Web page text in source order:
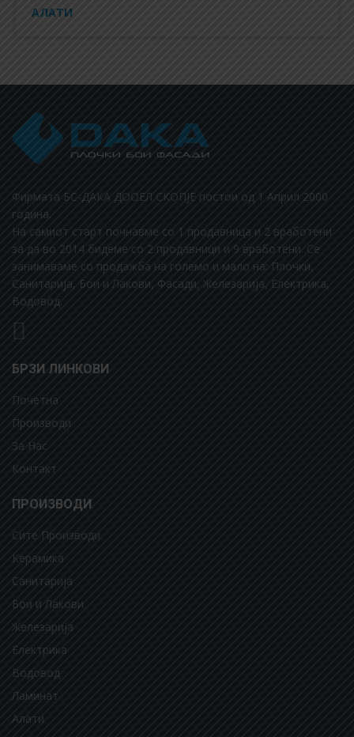
АЛАТИ
Фирмата БС-ДАКА ДООЕЛ СКОПЈЕ постои од 1 Aприл 2000
година.
На самиот старт почнавме со 1 продавница и 2 вработени
за да во 2014 бидеме со 2 продавници и 9 вработени. Се
занимаваме со продажба на големо и мало на: Плочки,
Санитарија, Бои и Лакови, Фасади, Железарија, Електрика,
Водовод.
БРЗИ ЛИНКОВИ
Почетна
Производи
За Нас
Контакт
ПРОИЗВОДИ
Сите Производи
Керамика
Санитарија
Бои и Лакови
Железарија
Електрика
Водовод
Ламинат
Алати